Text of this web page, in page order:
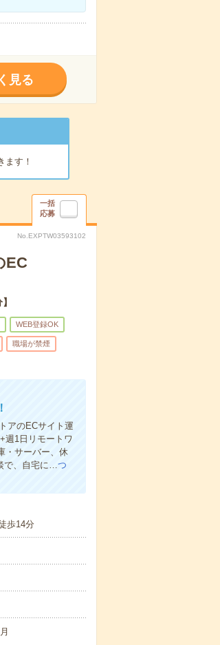
見る
ます！
一括
応募
No.EXPTW03593102
EC
WEB登録OK
職場が禁煙
アのECサイト運
1日リモートワ
・サーバー、休
で、自宅に…つ
歩14分